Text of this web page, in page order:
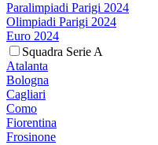
Paralimpiadi Parigi 2024
Olimpiadi Parigi 2024
Euro 2024
Squadra Serie A
Atalanta
Bologna
Cagliari
Como
Fiorentina
Frosinone